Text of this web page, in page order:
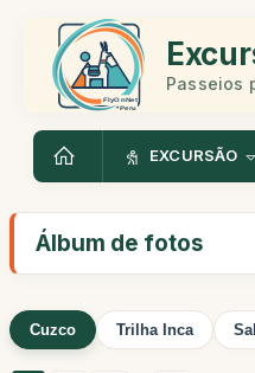
Passeios
EXCURSÃO
Álbum de fotos
Cuzco Trilha Inca